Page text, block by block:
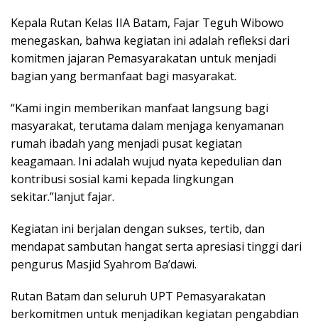
Kepala Rutan Kelas IIA Batam, Fajar Teguh Wibowo
menegaskan, bahwa kegiatan ini adalah refleksi dari
komitmen jajaran Pemasyarakatan untuk menjadi
bagian yang bermanfaat bagi masyarakat.
“Kami ingin memberikan manfaat langsung bagi
masyarakat, terutama dalam menjaga kenyamanan
rumah ibadah yang menjadi pusat kegiatan
keagamaan. Ini adalah wujud nyata kepedulian dan
kontribusi sosial kami kepada lingkungan
sekitar.”lanjut fajar.
Kegiatan ini berjalan dengan sukses, tertib, dan
mendapat sambutan hangat serta apresiasi tinggi dari
pengurus Masjid Syahrom Ba’dawi.
Rutan Batam dan seluruh UPT Pemasyarakatan
berkomitmen untuk menjadikan kegiatan pengabdian